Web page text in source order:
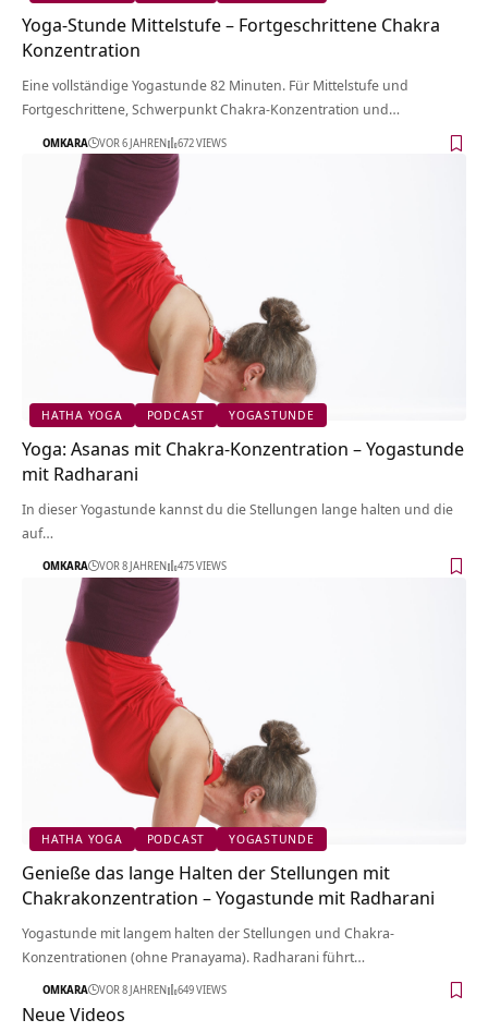
Yoga-Stunde Mittelstufe – Fortgeschrittene Chakra
Konzentration
Eine vollständige Yogastunde 82 Minuten. Für Mittelstufe und
Fortgeschrittene, Schwerpunkt Chakra-Konzentration und…
OMKARA VOR 6 JAHREN 672 VIEWS
HATHA YOGA PODCAST YOGASTUNDE
Yoga: Asanas mit Chakra-Konzentration – Yogastunde
mit Radharani
In dieser Yogastunde kannst du die Stellungen lange halten und die
auf…
OMKARA VOR 8 JAHREN 475 VIEWS
HATHA YOGA PODCAST YOGASTUNDE
Genieße das lange Halten der Stellungen mit
Chakrakonzentration – Yogastunde mit Radharani
Yogastunde mit langem halten der Stellungen und Chakra-
Konzentrationen (ohne Pranayama). Radharani führt…
OMKARA VOR 8 JAHREN 649 VIEWS
Neue Videos